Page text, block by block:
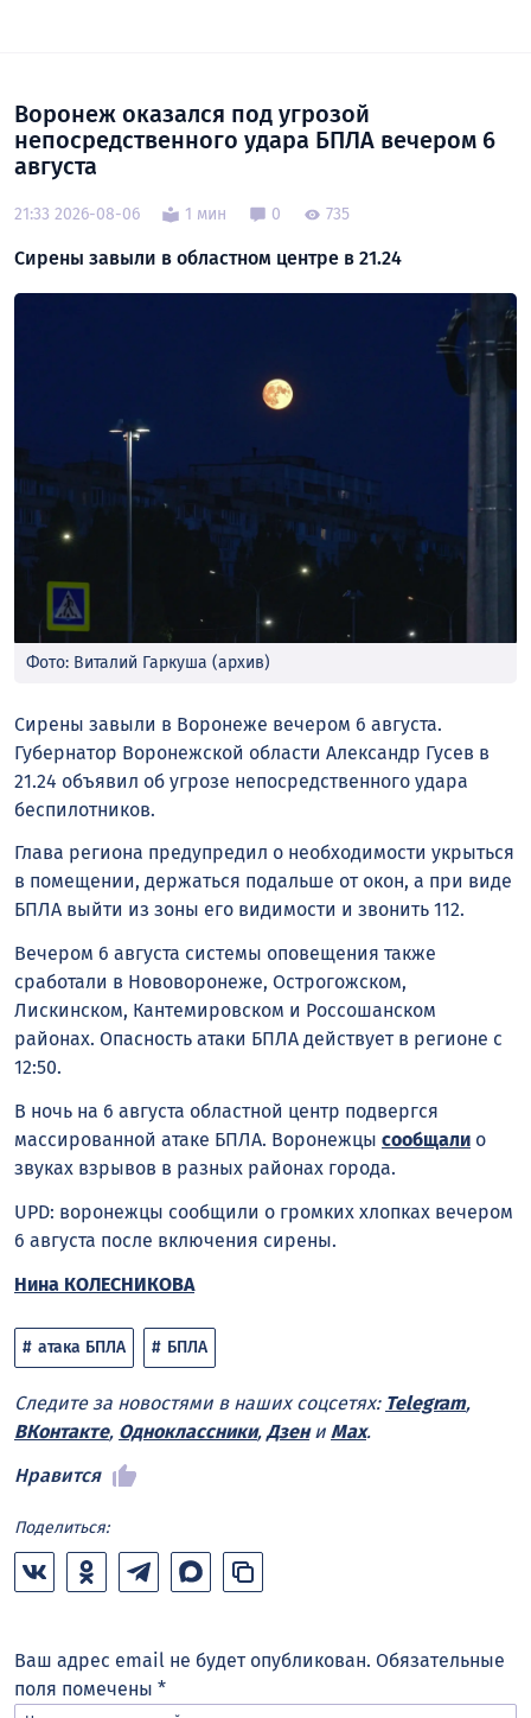
Воронеж оказался под угрозой
непосредственного удара БПЛА вечером 6
августа
21:33 2026-08-06 1 мин 0 735
Сирены завыли в областном центре в 21.24
Фото: Виталий Гаркуша (архив)
Сирены завыли в Воронеже вечером 6 августа.
Губернатор Воронежской области Александр Гусев в
21.24 объявил об угрозе непосредственного удара
беспилотников.
Глава региона предупредил о необходимости укрыться
в помещении, держаться подальше от окон, а при виде
БПЛА выйти из зоны его видимости и звонить 112.
Вечером 6 августа системы оповещения также
сработали в Нововоронеже, Острогожском,
Лискинском, Кантемировском и Россошанском
районах. Опасность атаки БПЛА действует в регионе с
12:50.
В ночь на 6 августа областной центр подвергся
массированной атаке БПЛА. Воронежцы сообщали о
звуках взрывов в разных районах города.
UPD: воронежцы сообщили о громких хлопках вечером
6 августа после включения сирены.
Нина КОЛЕСНИКОВА
атака БПЛА БПЛА
Следите за новостями в наших соцсетях: Telegram,
ВКонтакте, Одноклассники, Дзени Max.
Нравится
Поделиться:
Ваш адрес email не будет опубликован. Обязательные
поля помечены *